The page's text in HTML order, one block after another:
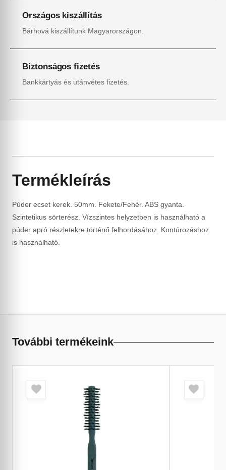
Országos kiszállítás
Bárhová kiszállítunk Magyarországon.
Biztonságos fizetés
Bankkártyás és utánvétes fizetés.
Termékleírás
Púder ecset kerek. 50mm. Fekete/Fehér. ABS gyanta.
Szintetikus sörterész. Vízszintes helyzetben is használható a
púder apró részletekre történő felhordásához. Kontúrozáshoz
is használható.
További termékeink